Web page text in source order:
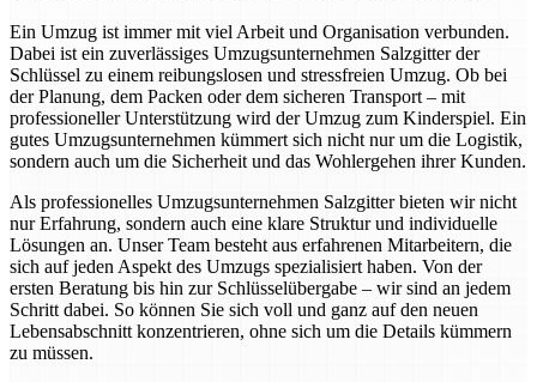
Ein Umzug ist immer mit viel Arbeit und Organisation verbunden.
Dabei ist ein zuverlässiges Umzugsunternehmen Salzgitter der
Schlüssel zu einem reibungslosen und stressfreien Umzug. Ob bei
der Planung, dem Packen oder dem sicheren Transport – mit
professioneller Unterstützung wird der Umzug zum Kinderspiel. Ein
gutes Umzugsunternehmen kümmert sich nicht nur um die Logistik,
sondern auch um die Sicherheit und das Wohlergehen ihrer Kunden.
Als professionelles Umzugsunternehmen Salzgitter bieten wir nicht
nur Erfahrung, sondern auch eine klare Struktur und individuelle
Lösungen an. Unser Team besteht aus erfahrenen Mitarbeitern, die
sich auf jeden Aspekt des Umzugs spezialisiert haben. Von der
ersten Beratung bis hin zur Schlüsselübergabe – wir sind an jedem
Schritt dabei. So können Sie sich voll und ganz auf den neuen
Lebensabschnitt konzentrieren, ohne sich um die Details kümmern
zu müssen.